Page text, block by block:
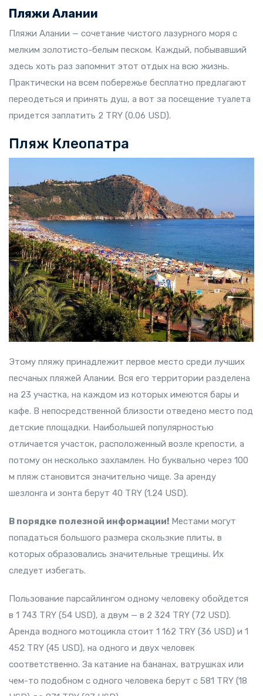
Пляжи Алании
Пляжи Алании — сочетание чистого лазурного моря с
мелким золотисто-белым песком. Каждый, побывавший
здесь хоть раз запомнит этот отдых на всю жизнь.
Практически на всем побережье бесплатно предлагают
переодеться и принять душ, а вот за посещение туалета
придется заплатить 2 TRY (0.06 USD).
Пляж Клеопатра
Этому пляжу принадлежит первое место среди лучших
песчаных пляжей Алании. Вся его территории разделена
на 23 участка, на каждом из которых имеются бары и
кафе. В непосредственной близости отведено место под
детские площадки. Наибольшей популярностью
отличается участок, расположенный возле крепости, а
потому он несколько захламлен. Но буквально через 100
м пляж становится значительно чище. За аренду
шезлонга и зонта берут 40 TRY (1.24 USD).
В порядке полезной информации! Местами могут
попадаться большого размера скользкие плиты, в
которых образовались значительные трещины. Их
следует избегать.
Пользование парсайлингом одному человеку обойдется
в 1 743 TRY (54 USD), а двум — в 2 324 TRY (72 USD).
Аренда водного мотоцикла стоит 1 162 TRY (36 USD) и 1
452 TRY (45 USD), на одного и двух человек
соответственно. За катание на бананах, ватрушках или
чем-то подобном с одного человека берут с 581 TRY (18